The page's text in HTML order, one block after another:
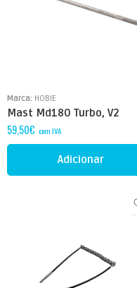
Marca: HOBIE
Mast Md180 Turbo, V2
59,50€ com IVA
Adicionar